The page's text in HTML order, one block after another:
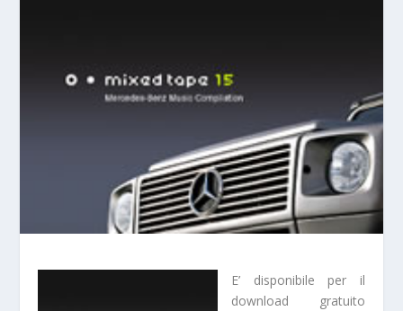
E’ disponibile per il
download gratuito